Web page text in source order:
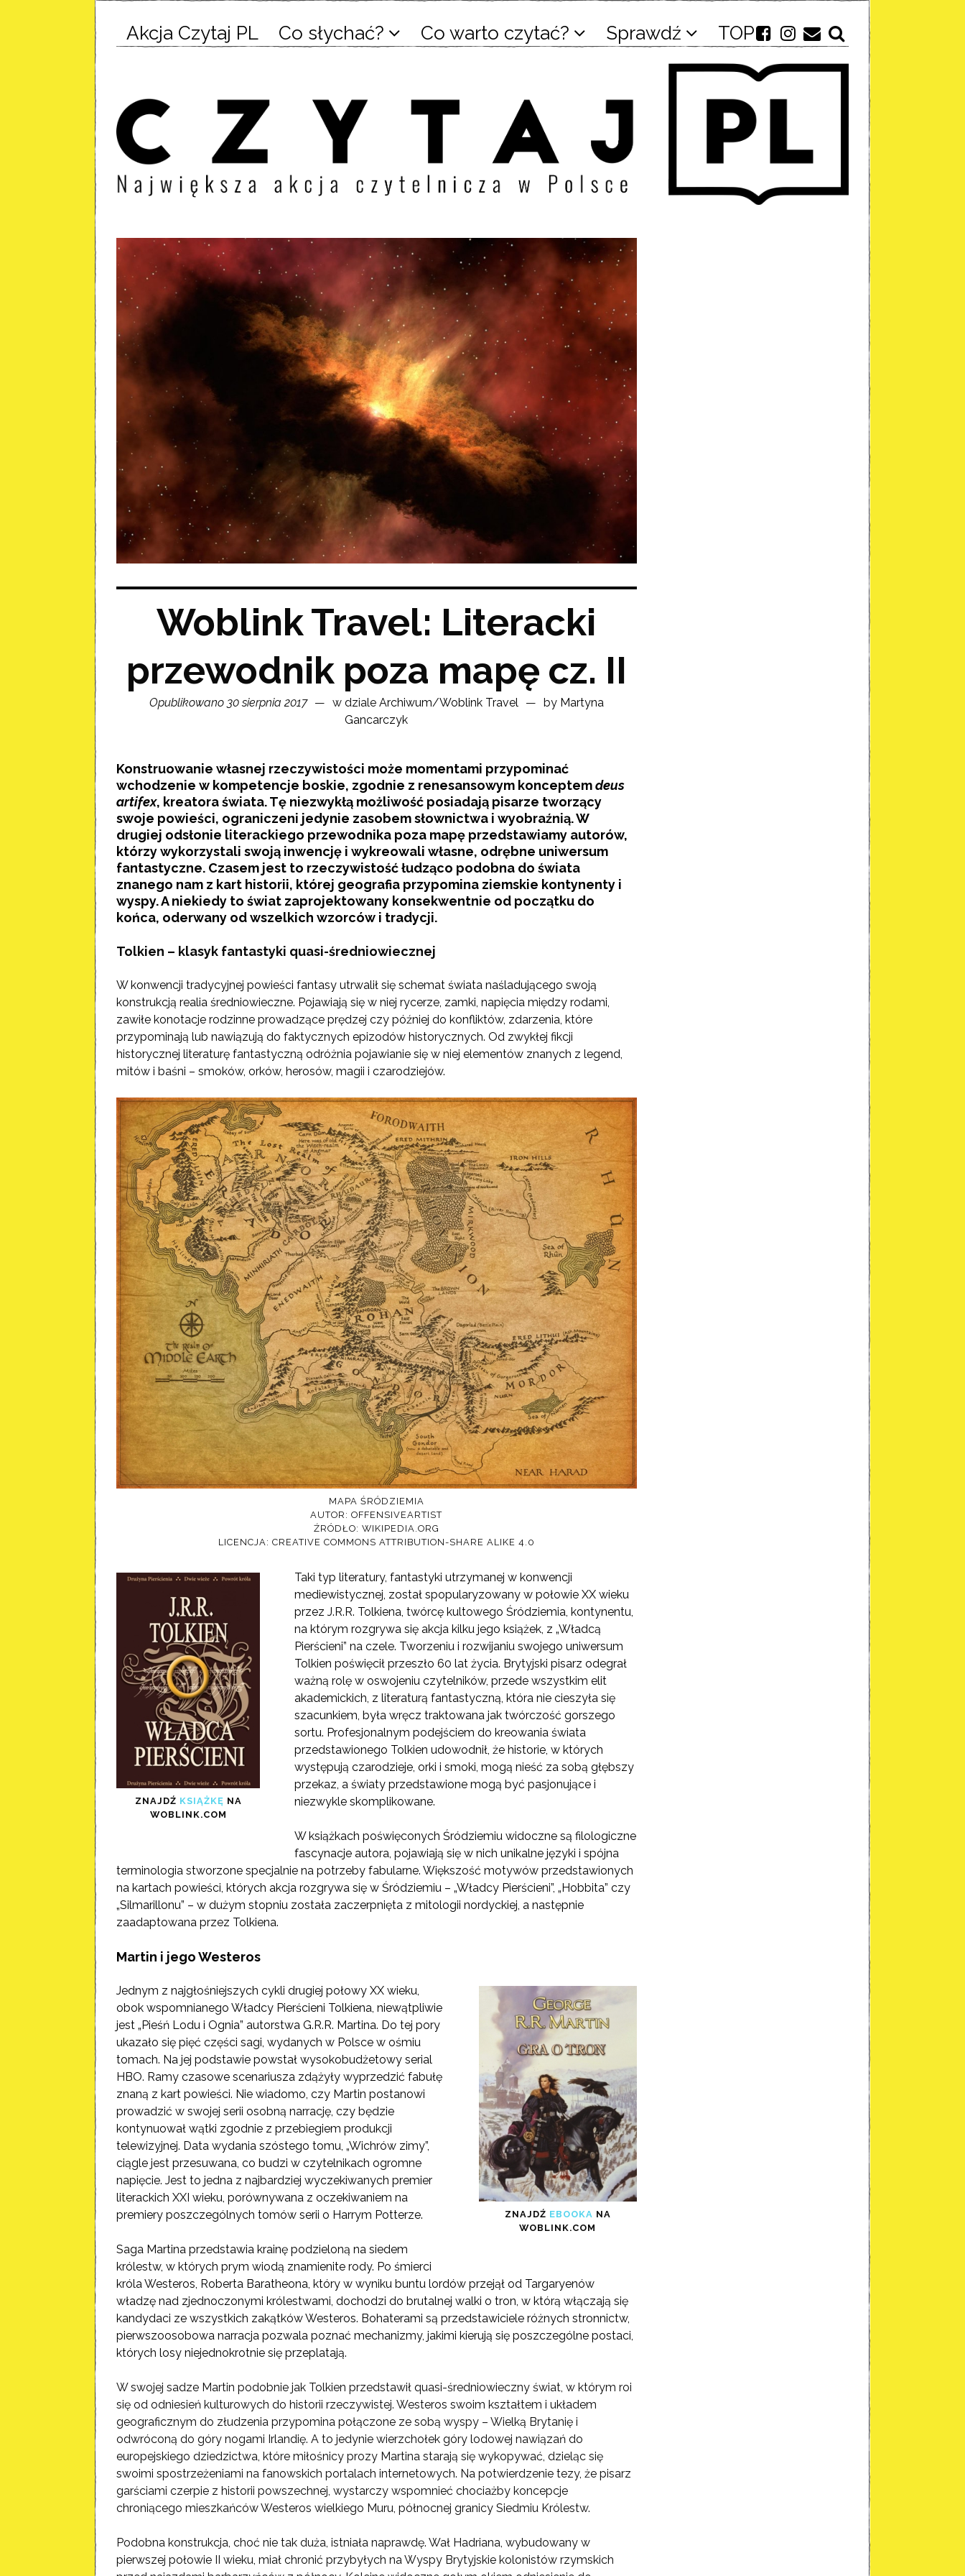
Akcja Czytaj PL Co słychać? Co warto czytać? Sprawdź TOP
Woblink Travel: Literacki
przewodnik poza mapę cz. II
Opublikowano 30 sierpnia 2017 w dziale Archiwum/Woblink Travel by Martyna
Gancarczyk
Konstruowanie własnej rzeczywistości może momentami przypominać
wchodzenie w kompetencje boskie, zgodnie z renesansowym konceptemdeus
artifex, kreatora świata. Tę niezwykłą możliwość posiadają pisarze tworzący
swoje powieści, ograniczeni jedynie zasobem słownictwa i wyobraźnią. W
drugiej odsłonie literackiego przewodnika poza mapę przedstawiamy autorów,
którzy wykorzystali swoją inwencję i wykreowali własne, odrębne uniwersum
fantastyczne. Czasem jest to rzeczywistość łudząco podobna do świata
znanego nam z kart historii, której geografia przypomina ziemskie kontynenty i
wyspy. A niekiedy to świat zaprojektowany konsekwentnie od początku do
końca, oderwany od wszelkich wzorców i tradycji.
Tolkien – klasyk fantastyki quasi-średniowiecznej
W konwencji tradycyjnej powieści fantasy utrwalił się schemat świata naśladującego swoją
konstrukcją realia średniowieczne. Pojawiają się w niej rycerze, zamki, napięcia między rodami,
zawiłe konotacje rodzinne prowadzące prędzej czy później do konfliktów, zdarzenia, które
przypominają lub nawiązują do faktycznych epizodów historycznych. Od zwykłej fikcji
historycznej literaturę fantastyczną odróżnia pojawianie się w niej elementów znanych z legend,
mitów i baśni – smoków, orków, herosów, magii i czarodziejów.
MAPA ŚRÓDZIEMIA
AUTOR: OFFENSIVEARTIST
ŹRÓDŁO: WIKIPEDIA.ORG
LICENCJA: CREATIVE COMMONS ATTRIBUTION-SHARE ALIKE 4.0
ZNAJDŹ KSIĄŻKĘ NA
WOBLINK.COM
Taki typ literatury, fantastyki utrzymanej w konwencji
mediewistycznej, został spopularyzowany w połowie XX wieku
przez J.R.R. Tolkiena, twórcę kultowego Śródziemia, kontynentu,
na którym rozgrywa się akcja kilku jego książek, z „Władcą
Pierścieni” na czele. Tworzeniu i rozwijaniu swojego uniwersum
Tolkien poświęcił przeszło 60 lat życia. Brytyjski pisarz odegrał
ważną rolę w oswojeniu czytelników, przede wszystkim elit
akademickich, z literaturą fantastyczną, która nie cieszyła się
szacunkiem, była wręcz traktowana jak twórczość gorszego
sortu. Profesjonalnym podejściem do kreowania świata
przedstawionego Tolkien udowodnił, że historie, w których
występują czarodzieje, orki i smoki, mogą nieść za sobą głębszy
przekaz, a światy przedstawione mogą być pasjonujące i
niezwykle skomplikowane.
W książkach poświęconych Śródziemiu widoczne są filologiczne
fascynacje autora, pojawiają się w nich unikalne języki i spójna
terminologia stworzone specjalnie na potrzeby fabularne. Większość motywów przedstawionych
na kartach powieści, których akcja rozgrywa się w Śródziemiu – „Władcy Pierścieni”, „Hobbita” czy
„Silmarillonu” – w dużym stopniu została zaczerpnięta z mitologii nordyckiej, a następnie
zaadaptowana przez Tolkiena.
Martin i jego Westeros
ZNAJDŹ EBOOKA NA
WOBLINK.COM
Jednym z najgłośniejszych cykli drugiej połowy XX wieku,
obok wspomnianego Władcy Pierścieni Tolkiena, niewątpliwie
jest „Pieśń Lodu i Ognia” autorstwa G.R.R. Martina. Do tej pory
ukazało się pięć części sagi, wydanych w Polsce w ośmiu
tomach. Na jej podstawie powstał wysokobudżetowy serial
HBO. Ramy czasowe scenariusza zdążyły wyprzedzić fabułę
znaną z kart powieści. Nie wiadomo, czy Martin postanowi
prowadzić w swojej serii osobną narrację, czy będzie
kontynuował wątki zgodnie z przebiegiem produkcji
telewizyjnej. Data wydania szóstego tomu, „Wichrów zimy”,
ciągle jest przesuwana, co budzi w czytelnikach ogromne
napięcie. Jest to jedna z najbardziej wyczekiwanych premier
literackich XXI wieku, porównywana z oczekiwaniem na
premiery poszczególnych tomów serii o Harrym Potterze.
Saga Martina przedstawia krainę podzieloną na siedem
królestw, w których prym wiodą znamienite rody. Po śmierci
króla Westeros, Roberta Baratheona, który w wyniku buntu lordów przejął od Targaryenów
władzę nad zjednoczonymi królestwami, dochodzi do brutalnej walki o tron, w którą włączają się
kandydaci ze wszystkich zakątków Westeros. Bohaterami są przedstawiciele różnych stronnictw,
pierwszoosobowa narracja pozwala poznać mechanizmy, jakimi kierują się poszczególne postaci,
których losy niejednokrotnie się przeplatają.
W swojej sadze Martin podobnie jak Tolkien przedstawił quasi-średniowieczny świat, w którym roi
się od odniesień kulturowych do historii rzeczywistej. Westeros swoim kształtem i układem
geograficznym do złudzenia przypomina połączone ze sobą wyspy – Wielką Brytanię i
odwróconą do góry nogami Irlandię. A to jedynie wierzchołek góry lodowej nawiązań do
europejskiego dziedzictwa, które miłośnicy prozy Martina starają się wykopywać, dzieląc się
swoimi spostrzeżeniami na fanowskich portalach internetowych. Na potwierdzenie tezy, że pisarz
garściami czerpie z historii powszechnej, wystarczy wspomnieć chociażby koncepcje
chroniącego mieszkańców Westeros wielkiego Muru, północnej granicy Siedmiu Królestw.
Podobna konstrukcja, choć nie tak duża, istniała naprawdę. Wał Hadriana, wybudowany w
pierwszej połowie II wieku, miał chronić przybyłych na Wyspy Brytyjskie kolonistów rzymskich